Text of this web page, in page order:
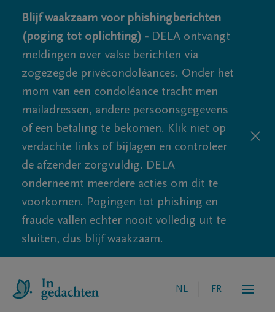
Blijf waakzaam voor phishingberichten
(poging tot oplichting) - DELA ontvangt
meldingen over valse berichten via
zogezegde privécondoléances. Onder het
mom van een condoléance tracht men
mailadressen, andere persoonsgegevens
of een betaling te bekomen. Klik niet op
verdachte links of bijlagen en controleer
de afzender zorgvuldig. DELA
onderneemt meerdere acties om dit te
voorkomen. Pogingen tot phishing en
fraude vallen echter nooit volledig uit te
sluiten, dus blijf waakzaam.
NL FR